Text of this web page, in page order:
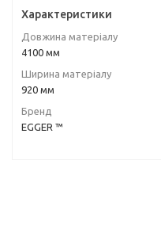
Характеристики
Довжина матеріалу
4100 мм
Ширина матеріалу
920 мм
Бренд
EGGER ™